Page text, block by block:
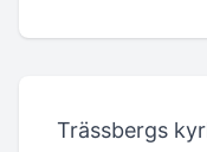
Trässbergs